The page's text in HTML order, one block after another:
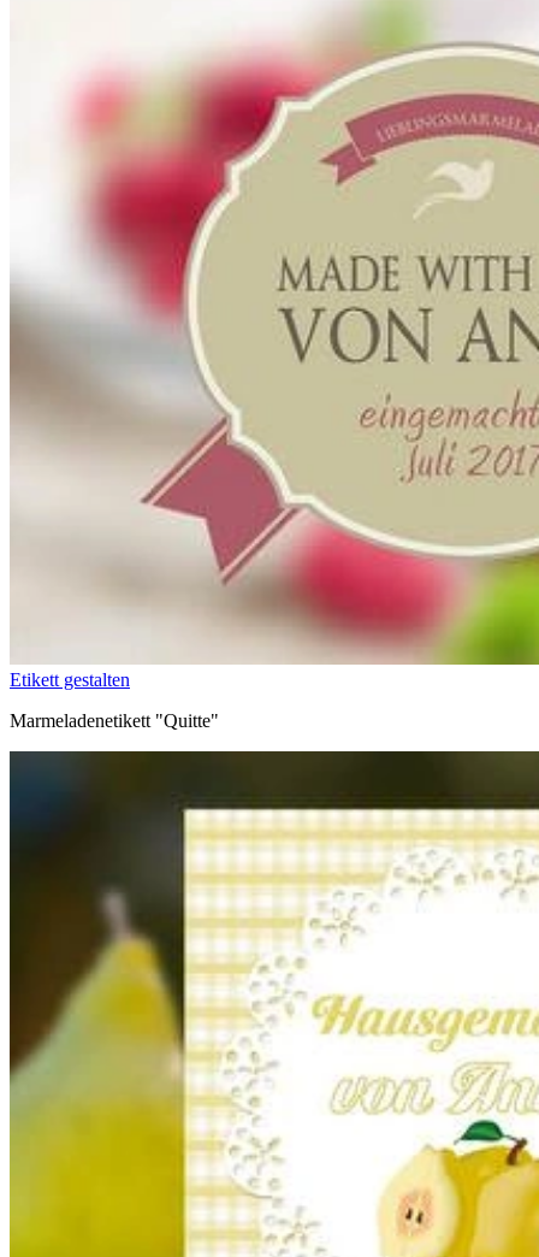
Etikett gestalten
Marmeladenetikett "Quitte"